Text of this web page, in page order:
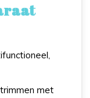
met